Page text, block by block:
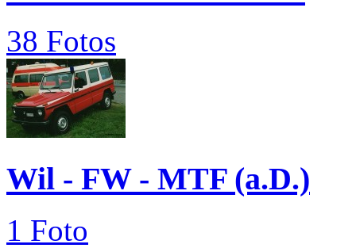
38 Fotos
Wil - FW - MTF (a.D.)
1 Foto